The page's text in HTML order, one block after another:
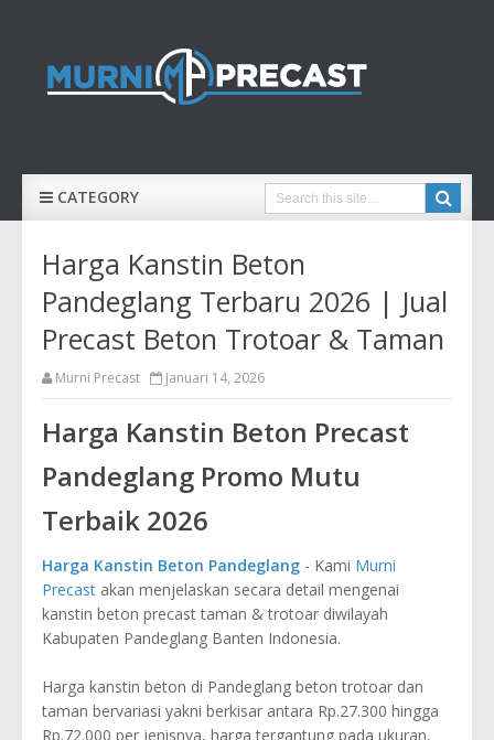
CATEGORY
Harga Kanstin Beton
Pandeglang Terbaru 2026 | Jual
Precast Beton Trotoar & Taman
Murni Precast Januari 14, 2026
Harga Kanstin Beton Precast
Pandeglang Promo Mutu
Terbaik 2026
Harga Kanstin Beton Pandeglang - Kami Murni
Precast akan menjelaskan secara detail mengenai
kanstin beton precast taman & trotoar diwilayah
Kabupaten Pandeglang Banten Indonesia.
Harga kanstin beton di Pandeglang beton trotoar dan
taman bervariasi yakni berkisar antara Rp.27.300 hingga
Rp.72.000 per jenisnya, harga tergantung pada ukuran,